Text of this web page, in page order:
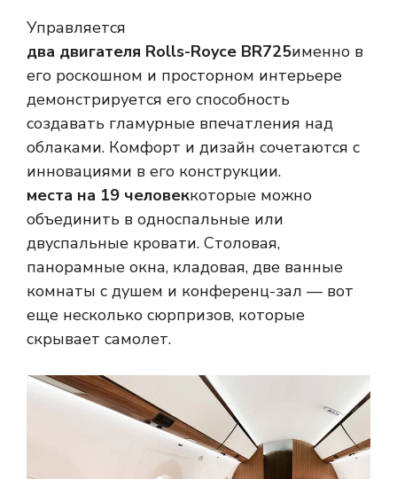
Управляется
два двигателя Rolls-Royce BR725именно в
его роскошном и просторном интерьере
демонстрируется его способность
создавать гламурные впечатления над
облаками. Комфорт и дизайн сочетаются с
инновациями в его конструкции.
места на 19 человеккоторые можно
объединить в односпальные или
двуспальные кровати. Столовая,
панорамные окна, кладовая, две ванные
комнаты с душем и конференц-зал — вот
еще несколько сюрпризов, которые
скрывает самолет.